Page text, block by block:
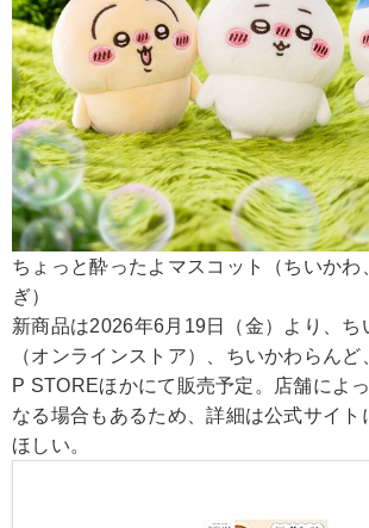
ちょっと酔ったよマスコット（ちいかわ
ぎ）
新商品は2026年6月19日（金）より、ち
（オンラインストア）、ちいかわらん
P STOREほかにて販売予定。店舗によ
なる場合もあるため、詳細は公式サイト
ほしい。